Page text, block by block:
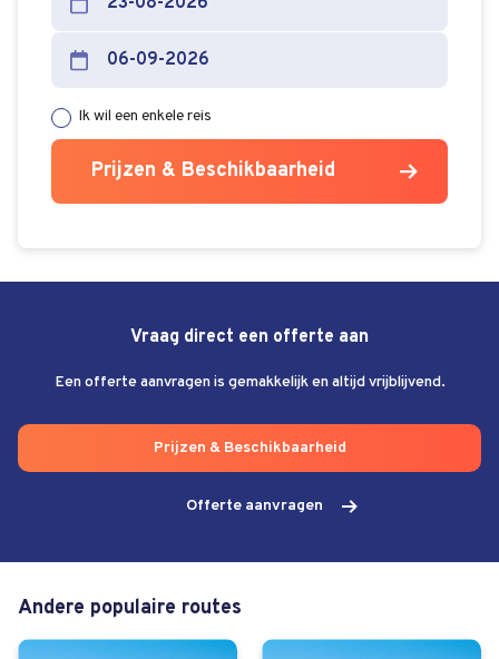
Ik wil een enkele reis
Prijzen & Beschikbaarheid
Vraag direct een offerte aan
Een offerte aanvragen is gemakkelijk en altijd vrijblijvend.
Prijzen & Beschikbaarheid
Offerte aanvragen
Andere populaire routes